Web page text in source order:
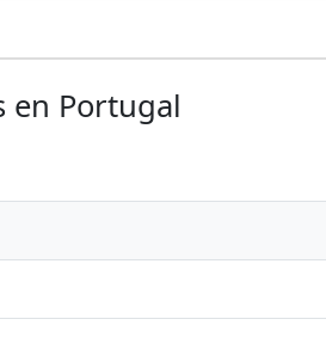
en Portugal